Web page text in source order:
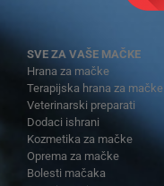
SVE ZA VAŠE MAČKE
Hrana za mačke
Terapijska hrana za mačke
Veterinarski preparati
Dodaci ishrani
Kozmetika za mačke
Oprema za mačke
Bolesti mačaka